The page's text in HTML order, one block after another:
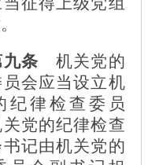
条 机关党的
会应当设立机
纪律检查委员
党的纪律检查
记由机关党的